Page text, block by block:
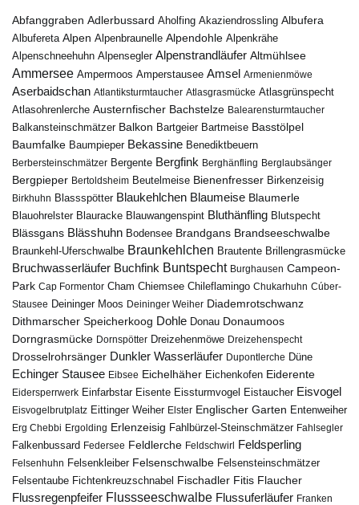
Abfanggraben Adlerbussard Aholfing Akaziendrossling Albufera
Albufereta Alpen Alpenbraunelle Alpendohle Alpenkrähe
Alpenschneehuhn Alpensegler Alpenstrandläufer Altmühlsee
Ammersee Ampermoos Amperstausee Amsel Armenienmöwe
Aserbaidschan Atlantiksturmtaucher Atlasgrasmücke Atlasgrünspecht
Atlasohrenlerche Austernfischer Bachstelze Balearensturmtaucher
Balkansteinschmätzer Balkon Bartgeier Bartmeise Basstölpel
Baumfalke Baumpieper Bekassine Benediktbeuern
Berbersteinschmätzer Bergente Bergfink Berghänfling Berglaubsänger
Bergpieper Bertoldsheim Beutelmeise Bienenfresser Birkenzeisig
Birkhuhn Blassspötter Blaukehlchen Blaumeise Blaumerle
Blauohrelster Blauracke Blauwangenspint Bluthänfling Blutspecht
Blässgans Blässhuhn Bodensee Brandgans Brandseeschwalbe
Braunkehl-Uferschwalbe Braunkehlchen Brautente Brillengrasmücke
Bruchwasserläufer Buchfink Buntspecht Burghausen Campeon-
Park Cap Formentor Cham Chiemsee Chileflamingo Chukarhuhn Cúber-
Stausee Deininger Moos Deininger Weiher Diademrotschwanz
Dithmarscher Speicherkoog Dohle Donau Donaumoos
Dorngrasmücke Dornspötter Dreizehenmöwe Dreizehenspecht
Drosselrohrsänger Dunkler Wasserläufer Dupontlerche Düne
Echinger Stausee Eibsee Eichelhäher Eichenkofen Eiderente
Eidersperrwerk Einfarbstar Eisente Eissturmvogel Eistaucher Eisvogel
Eisvogelbrutplatz Eittinger Weiher Elster Englischer Garten Entenweiher
Erg Chebbi Ergolding Erlenzeisig Fahlbürzel-Steinschmätzer Fahlsegler
Falkenbussard Federsee Feldlerche Feldschwirl Feldsperling
Felsenhuhn Felsenkleiber Felsenschwalbe Felsensteinschmätzer
Felsentaube Fichtenkreuzschnabel Fischadler Fitis Flaucher
Flussregenpfeifer Flussseeschwalbe Flussuferläufer Franken